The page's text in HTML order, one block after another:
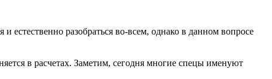
естественно разобраться во-всем, однако в данном вопросе
в расчетах. Заметим, сегодня многие спецы именуют